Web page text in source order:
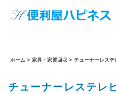
ホーム > 家具・家電回収 > チューナーレス
チューナーレステレ